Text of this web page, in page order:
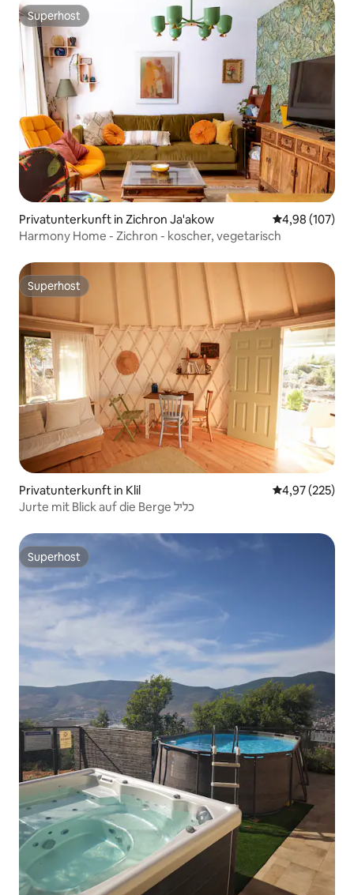
Superhost
Superhost
Privatunterkunft in Zichron Ja'akow
4,98 (107)
Harmony Home - Zichron - koscher, vegetarisch
Superhost
Superhost
Privatunterkunft in Klil
4,97 (225)
Jurte mit Blick auf die Berge כליל
Superhost
Superhost